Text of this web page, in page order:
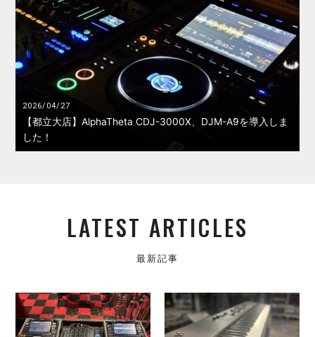
2026/04/27
【都立大店】AlphaTheta CDJ-3000X、DJM-A9を導入しま
した！
LATEST ARTICLES
最新記事